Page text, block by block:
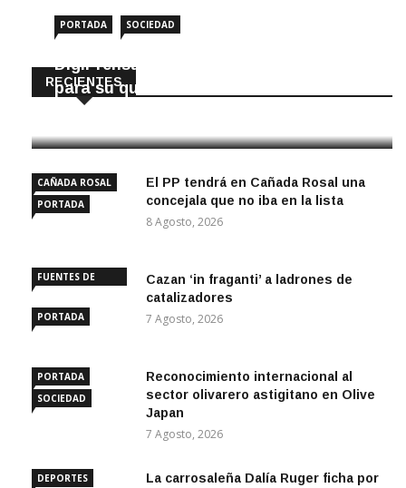
RECIENTES
PORTADA SOCIEDAD
DigiPrensa selecciona a Écija al Día
para su quiosco mundial
CAÑADA ROSAL
PORTADA
El PP tendrá en Cañada Rosal una
concejala que no iba en la lista
8 Agosto, 2026
FUENTES DE
PORTADA
Cazan ‘in fraganti’ a ladrones de
catalizadores
7 Agosto, 2026
PORTADA
SOCIEDAD
Reconocimiento internacional al
sector olivarero astigitano en Olive
Japan
7 Agosto, 2026
DEPORTES
La carrosaleña Dalía Ruger ficha por